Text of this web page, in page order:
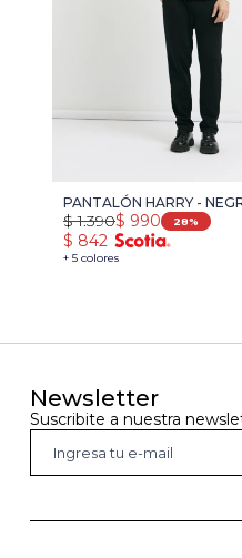
PANTALÓN HARRY -
+ 5 colores
$ 990
$ 1.390 28
$ 842
Newsletter
Suscribite a nuestra